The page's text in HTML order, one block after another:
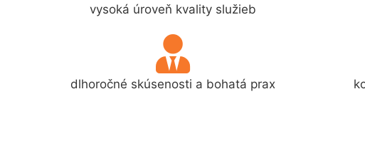
vysoká úroveň kvality služieb
dlhoročné skúsenosti a bohatá prax